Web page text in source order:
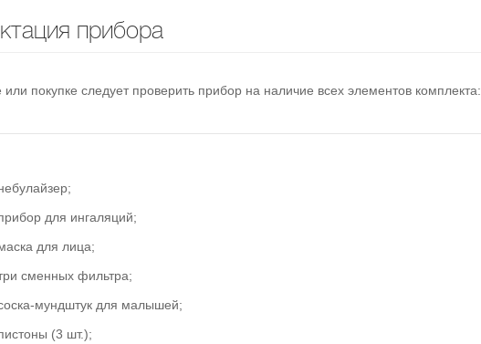
прибора
или покупке следует проверить прибор на наличие всех элементов комплекта:
для ингаляций;
для лица;
сменных фильтра;
мундштук для малышей;
(3 шт.);